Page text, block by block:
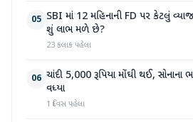
05 SBI માં 12 મહિનાની FD પર કેટલું
શું લાભ મળે છે?
23 કલાક પહેલા
06 ચાંદી 5,000 રૂપિયા મોંઘી થઈ, સોનાના
વધ્યા
1 દિવસ પહેલા